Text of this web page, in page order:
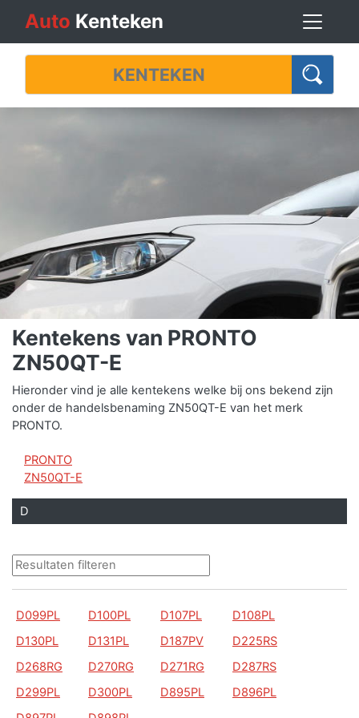
Auto Kenteken
Kentekens van PRONTO
ZN50QT-E
Hieronder vind je alle kentekens welke bij ons bekend zijn
onder de handelsbenaming ZN50QT-E van het merk
PRONTO.
PRONTO
ZN50QT-E
D
D099PL D100PL D107PL
D108PL
D130PL
D131PL D187PV
D225RS
D268RG
D270RG D271RG
D287RS
D299PL
D300PL D895PL
D896PL